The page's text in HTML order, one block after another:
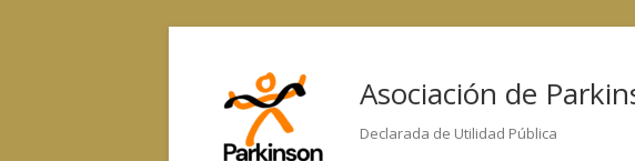
Asociación de
Declarada de Utilidad Pública